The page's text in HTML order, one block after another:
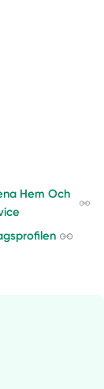
Hem Och